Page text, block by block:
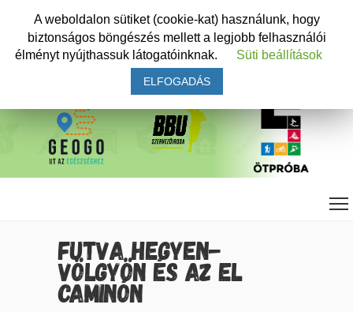
FUTVA HEGYEN-
VÖLGYÖN ÉS AZ EL
CAMINÓN
A weboldalon sütiket (cookie-kat) használunk, hogy
biztonságos böngészés mellett a legjobb felhasználói
élményt nyújthassuk látogatóinknak.
Süti beállítások
ELFOGADÁS